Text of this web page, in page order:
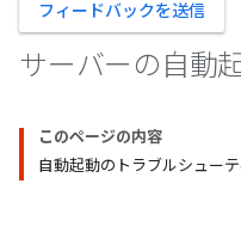
フィードバックを送信
サーバーの自動
このページの内容
自動起動のトラブルシュー